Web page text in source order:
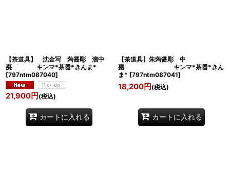
【茶道具】 沈金写 蒟醤彫 溜中
棗 キンマ*茶器*きんま*
[797ntm087040]
21,900円 (税込)
カートに入れる
【茶道具】朱蒟醤彫 中
棗 キンマ*茶器*きん
ま* [797ntm087041]
18,200円 (税込)
カートに入れる